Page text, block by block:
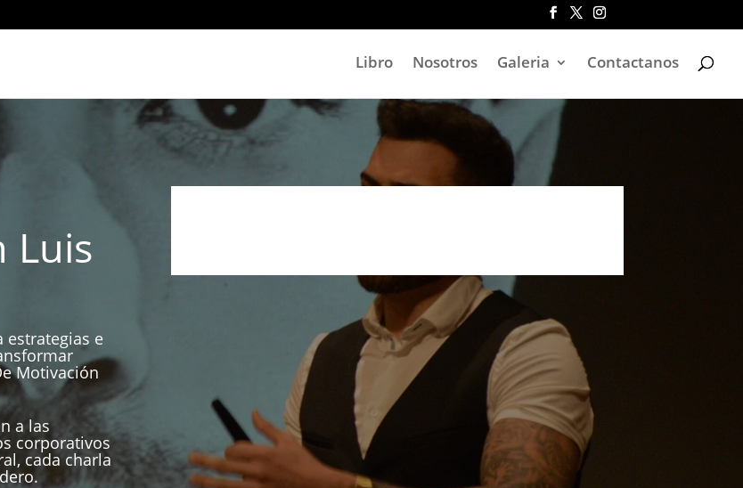
Libro Nosotros Galeria Contactanos
Luis
estrategias e
Motivación
a las
corporativos
cada charla